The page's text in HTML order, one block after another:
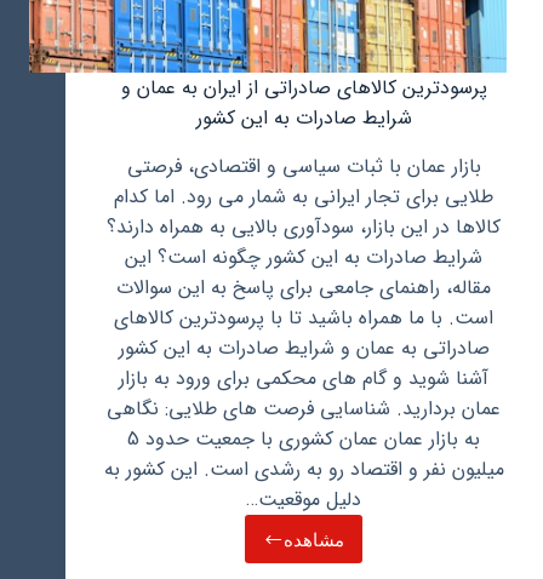
پرسودترین کالاهای صادراتی از ایران به عمان و
شرایط صادرات به این کشور
بازار عمان با ثبات سیاسی و اقتصادی، فرصتی
طلایی برای تجار ایرانی به شمار می رود. اما کدام
کالاها در این بازار، سودآوری بالایی به همراه دارند؟
شرایط صادرات به این کشور چگونه است؟ این
مقاله، راهنمای جامعی برای پاسخ به این سوالات
است. با ما همراه باشید تا با پرسودترین کالاهای
صادراتی به عمان و شرایط صادرات به این کشور
آشنا شوید و گام های محکمی برای ورود به بازار
عمان بردارید. شناسایی فرصت های طلایی: نگاهی
به بازار عمان عمان کشوری با جمعیت حدود 5
میلیون نفر و اقتصاد رو به رشدی است. این کشور به
دلیل موقعیت…
مشاهدهپرسودترین